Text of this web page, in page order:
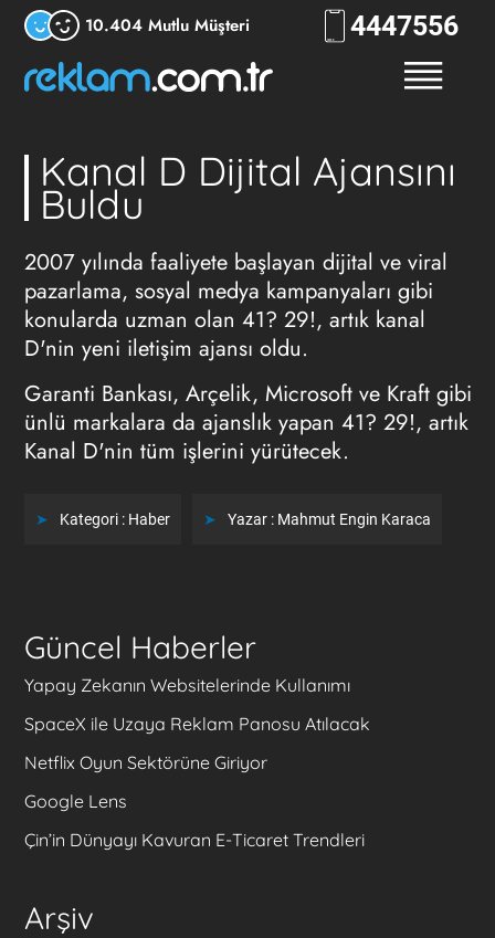
10.404 Mutlu Müşteri 4447556
Kanal D Dijital Ajansını
Buldu
2007 yılında faaliyete başlayan dijital ve viral
pazarlama, sosyal medya kampanyaları gibi
konularda uzman olan 41? 29!, artık kanal
D'nin yeni iletişim ajansı oldu.
Garanti Bankası, Arçelik, Microsoft ve Kraft gibi
ünlü markalara da ajanslık yapan 41? 29!, artık
Kanal D'nin tüm işlerini yürütecek.
Kategori : Haber Yazar : Mahmut Engin Karaca
Güncel Haberler
Yapay Zekanın Websitelerinde Kullanımı
SpaceX ile Uzaya Reklam Panosu Atılacak
Netflix Oyun Sektörüne Giriyor
Google Lens
Çin’in Dünyayı Kavuran E-Ticaret Trendleri
Arşiv